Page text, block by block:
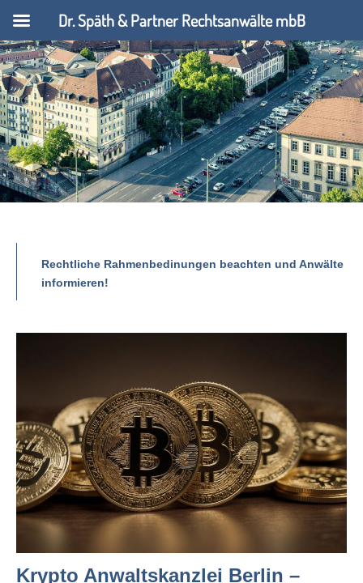
Rechtliche Rahmenbedinungen beachten und Anwälte
informieren!
Krypto Anwaltskanzlei Berlin –
Dr. Späth & Partner Rechtsanwälte mbB